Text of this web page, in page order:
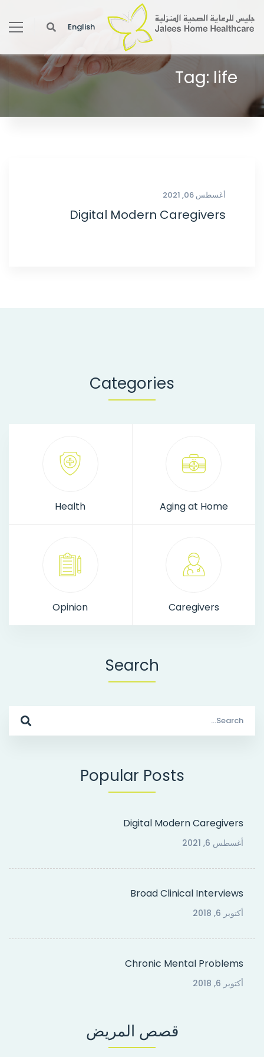
English
Tag: life
أغسطس 06, 2021
Digital Modern Caregivers
Categories
Aging at Home
Health
Caregivers
Opinion
Search
Popular Posts
Digital Modern Caregivers
أغسطس 6, 2021
Broad Clinical Interviews
أكتوبر 6, 2018
Chronic Mental Problems
أكتوبر 6, 2018
قصص المريض